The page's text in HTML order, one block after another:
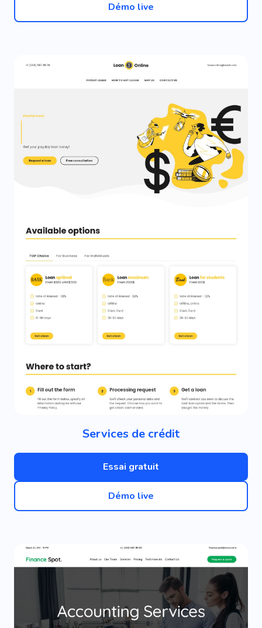
Démo live
Services de crédit
Essai gratuit
Démo live